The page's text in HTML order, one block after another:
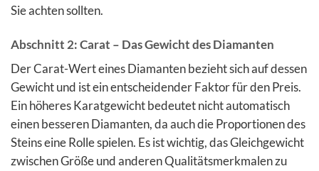
Sie achten sollten.
Abschnitt 2: Carat – Das Gewicht des Diamanten
Der Carat-Wert eines Diamanten bezieht sich auf dessen
Gewicht und ist ein entscheidender Faktor für den Preis.
Ein höheres Karatgewicht bedeutet nicht automatisch
einen besseren Diamanten, da auch die Proportionen des
Steins eine Rolle spielen. Es ist wichtig, das Gleichgewicht
zwischen Größe und anderen Qualitätsmerkmalen zu